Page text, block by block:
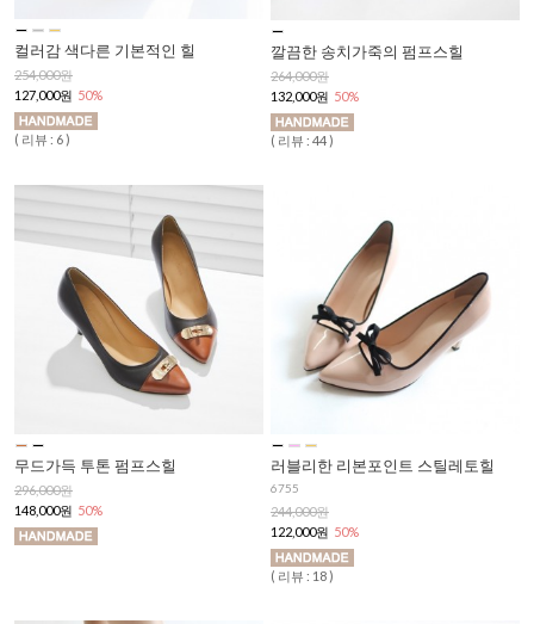
컬러감 색다른 기본적인 힐
254,000원
127,000원 50%
( 리뷰 : 6 )
깔끔한 송치가죽의 펌프스힐
264,000원
132,000원 50%
( 리뷰 : 44 )
무드가득 투톤 펌프스힐
296,000원
148,000원 50%
러블리한 리본포인트 스틸레토힐
6755
244,000원
122,000원 50%
( 리뷰 : 18 )